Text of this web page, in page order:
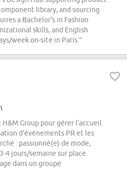
library, and sourcing
a Bachelor's in Fashion
skills, and English
week on-site in Paris.”
H&M Group pour gérer l'accueil
d'événements PR et les
: passionné(e) de mode,
4 jours/semaine sur place.
dans un groupe